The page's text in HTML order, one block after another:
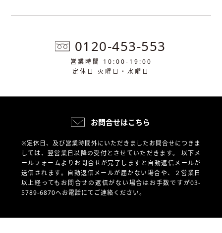
0120-453-553
営業時間 10:00-19:00
定休日 火曜日・水曜日
お問合せはこちら
※定休日、及び営業時間外にいただきましたお問合せにつきま
しては、翌営業日以降の受付とさせていただきます。 以下メ
ールフォームよりお問合せが完了しますと自動返信メールが
送信されます。自動返信メールが届かない場合や、
２営業日
以上経ってもお問合せの返信がない場合はお手数ですが03-
5789-6870へお電話にてご連絡ください。